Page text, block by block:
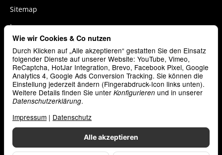
Sitemap
Impressum
Widerrufsrecht
Cookies
Vertrag widerrufen
Zahlungsarten
Alle akzeptieren
Wie wir Cookies & Co nutzen
Durch Klicken auf „Alle akzeptieren“ gestatten Sie den Einsatz
folgender Dienste auf unserer Website: YouTube, Vimeo,
ReCaptcha, HotJar Integration, Brevo, Facebook Pixel, Google
Analytics 4, Google Ads Conversion Tracking. Sie können die
Einstellung jederzeit ändern (Fingerabdruck-Icon links unten).
Weitere Details finden Sie unter Konfigurieren und in unserer
Datenschutzerklärung.
Impressum | Datenschutz